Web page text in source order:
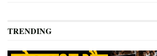
TRENDING